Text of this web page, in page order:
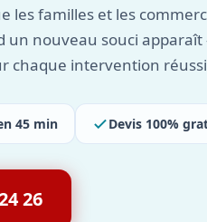
les familles et les
un nouveau souci
chaque intervention
45 min Devis 100%
26